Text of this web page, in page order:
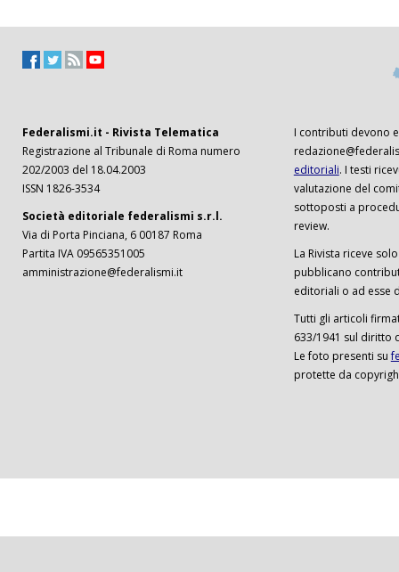
Federalismi.it - Rivista Telematica
Registrazione al Tribunale di Roma numero
202/2003 del 18.04.2003
ISSN 1826-3534
Società editoriale federalismi s.r.l.
Via di Porta Pinciana, 6 00187 Roma
Partita IVA 09565351005
amministrazione@federalismi.it
I contributi devono
editoriali. I testi
valutazione del
sottoposti a
review.
La Rivista riceve
pubblicano
editoriali o ad esse
Tutti gli articoli
633/1941 sul diritto
Le foto presenti su
protette da